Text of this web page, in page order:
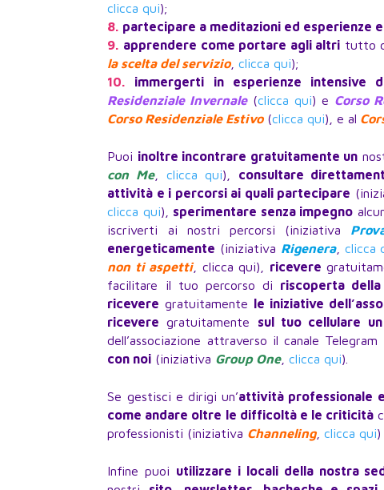
clicca qui);
8. partecipare a meditazioni ed esperienze
9. apprendere come portare agli altri tutto
la scelta del servizio,clicca qui);
10.
immergerti in esperienze intensive
Residenziale Invernale(clicca qui) e Corso
Corso Residenziale Estivo(clicca qui), e al
Puoi inoltre incontrare gratuitamente un
con Me, clicca qui), consultare
attività e i percorsi ai quali partecipare
clicca qui), sperimentare senza impegno
iscriverti ai nostri percorsi (iniziativa
energeticamente (iniziativa Rigenera, clicca
non ti aspetti, clicca qui), ricevere
facilitare il tuo percorso di riscoperta
ricevere gratuitamente le iniziative
ricevere gratuitamente sul tuo cellulare un
dell’associazione attraverso il canale Telegram
con noi (iniziativa Group One,clicca qui).
Se gestisci e dirigi un’attività professionale
come andare oltre le difficoltà e le criticità
professionisti (iniziativa Channeling,clicca qui)
Infine puoi utilizzare i locali della nostra